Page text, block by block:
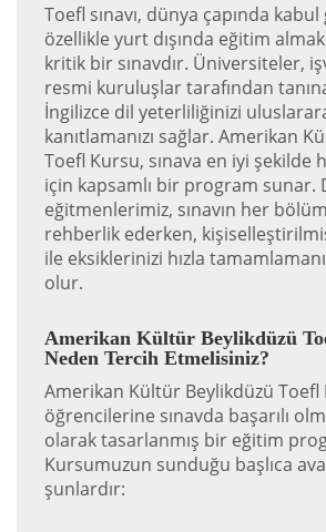
Toefl sınavı, dünya çapında
özellikle yurt dışında eğitim
kritik bir sınavdır. Üniversiteler,
resmi kuruluşlar tarafından
İngilizce dil yeterliliğinizi
kanıtlamanızı sağlar. Amerikan
Toefl Kursu, sınava en iyi şekilde
için kapsamlı bir program sunar.
eğitmenlerimiz, sınavın her
rehberlik ederken,
ile eksiklerinizi hızla
olur.
Amerikan Kültür Beylikdüzü
Neden Tercih Etmelisiniz?
Amerikan Kültür Beylikdüzü Toefl
öğrencilerine sınavda başarılı
olarak tasarlanmış bir eğitim
Kursumuzun sunduğu başlıca
şunlardır: